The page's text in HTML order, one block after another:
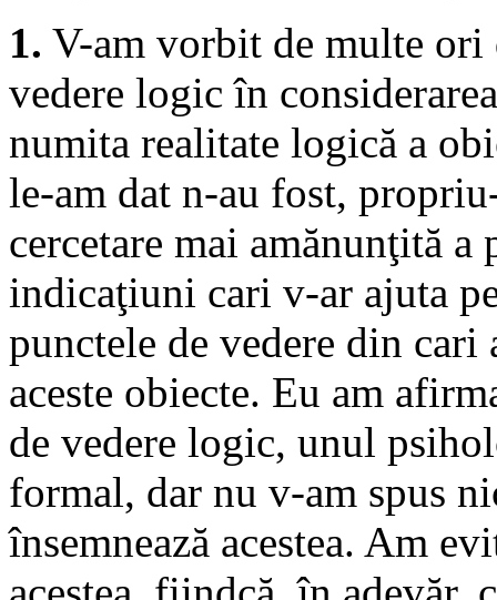
1. V-am vorbit de multe ori
vedere logic în
numita realitate logică a
le-am dat n-au fost,
cercetare mai amănunţită
indicaţiuni cari v-ar ajuta
punctele de vedere din
aceste obiecte. Eu am
de vedere logic, unul
formal, dar nu v-am spus
însemnează acestea. Am